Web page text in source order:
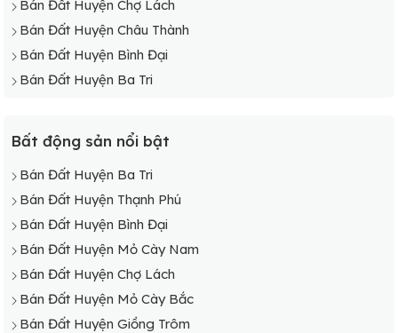
Bán Đất Huyện Chợ Lách
Bán Đất Huyện Châu Thành
Bán Đất Huyện Bình Đại
Bán Đất Huyện Ba Tri
Bất động sản nổi bật
Bán Đất Huyện Ba Tri
Bán Đất Huyện Thạnh Phú
Bán Đất Huyện Bình Đại
Bán Đất Huyện Mỏ Cày Nam
Bán Đất Huyện Chợ Lách
Bán Đất Huyện Mỏ Cày Bắc
Bán Đất Huyện Giồng Trôm